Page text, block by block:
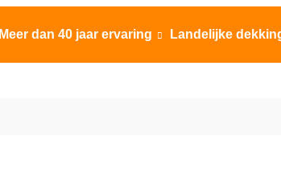
Meer dan 40 jaar ervaring  Landelijke